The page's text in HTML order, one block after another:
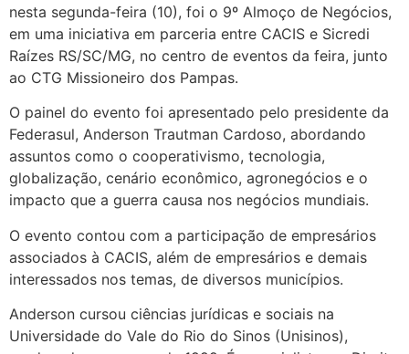
nesta segunda-feira (10), foi o 9º Almoço de Negócios,
em uma iniciativa em parceria entre CACIS e Sicredi
Raízes RS/SC/MG, no centro de eventos da feira, junto
ao CTG Missioneiro dos Pampas.
O painel do evento foi apresentado pelo presidente da
Federasul, Anderson Trautman Cardoso, abordando
assuntos como o cooperativismo, tecnologia,
globalização, cenário econômico, agronegócios e o
impacto que a guerra causa nos negócios mundiais.
O evento contou com a participação de empresários
associados à CACIS, além de empresários e demais
interessados nos temas, de diversos municípios.
Anderson cursou ciências jurídicas e sociais na
Universidade do Vale do Rio do Sinos (Unisinos),